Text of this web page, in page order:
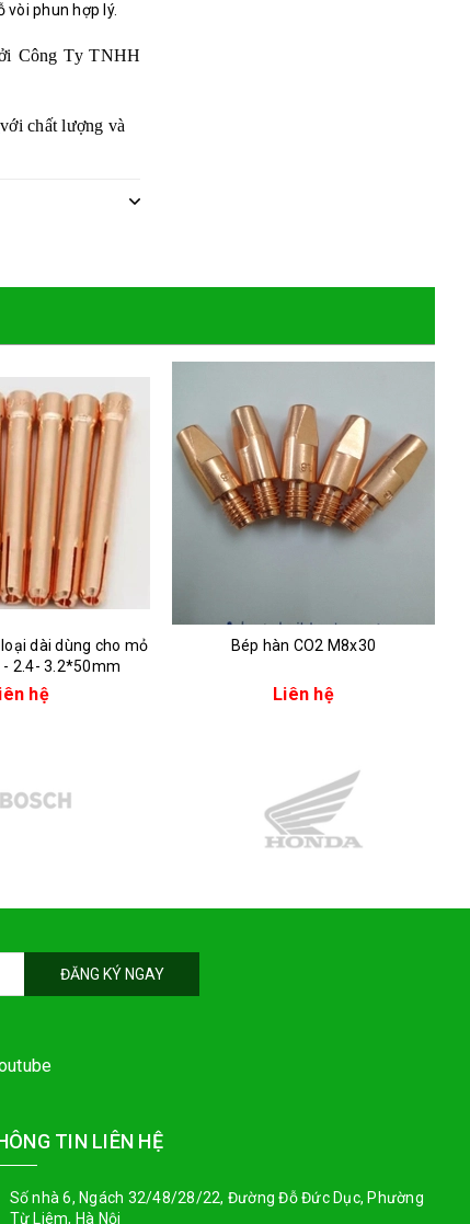
vòi phun hợp lý.
Công Ty TNHH
với chất lượng và
dài dùng cho mỏ
- 2.4- 3.2*50mm
hệ
Bép hàn CO2 M8x30
Liên hệ
ĐĂNG KÝ NGAY
TIN LIÊN HỆ
Số nhà 6, Ngách 32/48/28/22, Đường Đỗ Đức Dục, Phường
Từ Liêm, Hà Nội